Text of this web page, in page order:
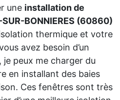
une installation de
BONNIERES (60860)
thermique et votre
avez besoin d’un
peux me charger du
en installant des baies
Ces fenêtres sont très